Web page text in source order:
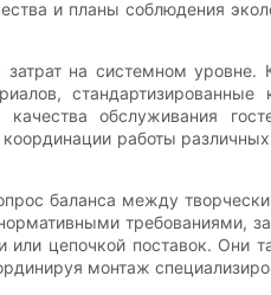
и планы соблюдения
на системном уровне.
обслуживания
работы
баланса между
требованиями,
цепочкой поставок.
монтаж